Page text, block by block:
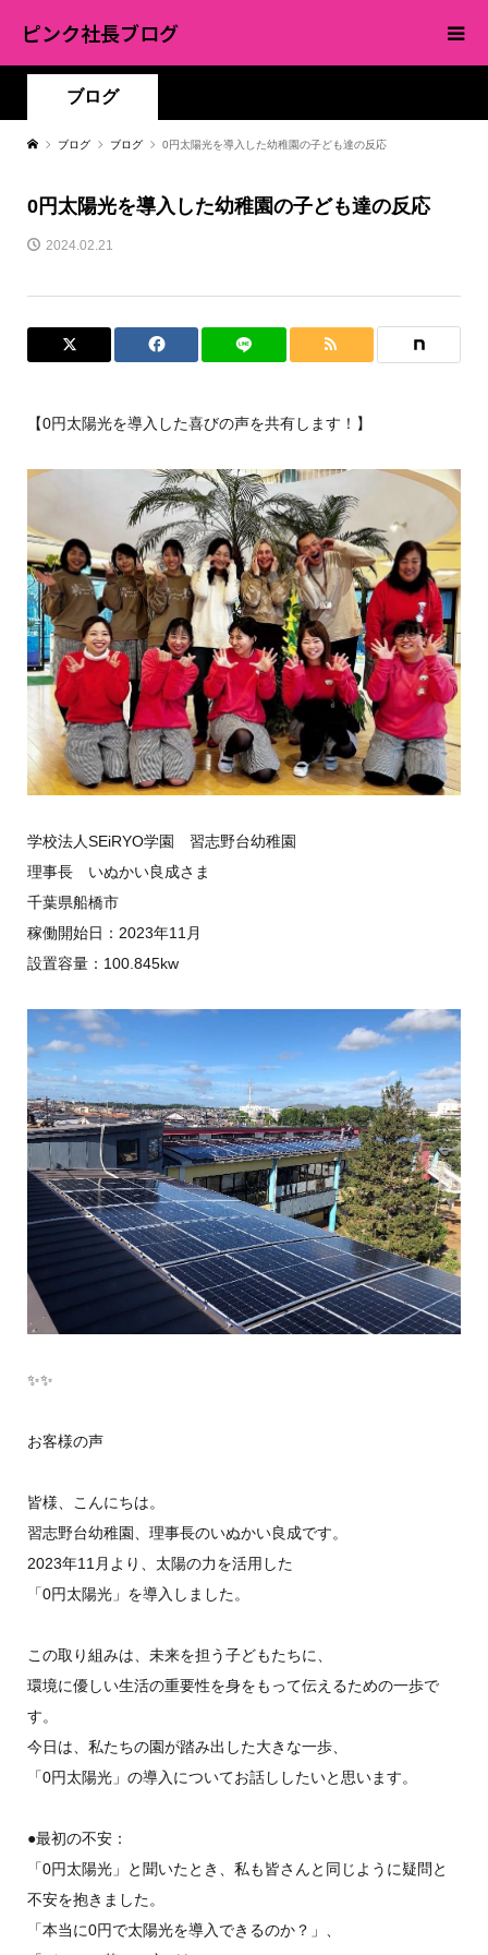
ピンク社長ブログ
ブログ
ブログ ブログ 0円太陽光を導入した幼稚園の子ども達の反応
0円太陽光を導入した幼稚園の子ども達の反応
2024.02.21
【0円太陽光を導入した喜びの声を共有します！】
学校法人SEiRYO学園 習志野台幼稚園
理事長 いぬかい良成さま
千葉県船橋市
稼働開始日：2023年11月
設置容量：100.845kw
✨✨
お客様の声
皆様、こんにちは。
習志野台幼稚園、理事長のいぬかい良成です。
2023年11月より、太陽の力を活用した
「0円太陽光」を導入しました。
この取り組みは、未来を担う子どもたちに、
環境に優しい生活の重要性を身をもって伝えるための一歩で
す。
今日は、私たちの園が踏み出した大きな一歩、
「0円太陽光」の導入についてお話ししたいと思います。
●最初の不安：
「0円太陽光」と聞いたとき、私も皆さんと同じように疑問と
不安を抱きました。
「本当に0円で太陽光を導入できるのか？」、